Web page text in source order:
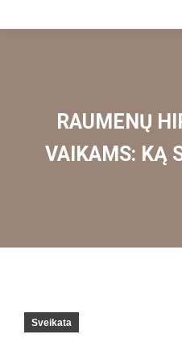
RAUMENŲ
VAIKAMS: KĄ
Sveikata